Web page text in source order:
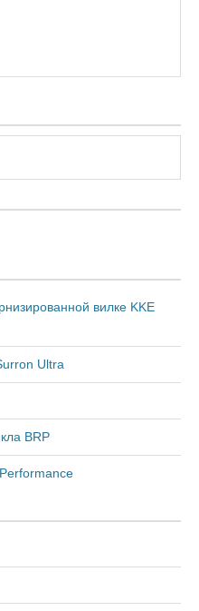
вилке KKE
Ultra
BRP